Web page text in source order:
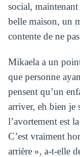
social,
belle maison, un
contente de ne
Mikaela a un
que personne
pensent qu’un
arriver, eh bien je
l’avortement est
C’est vraiment
arrière », a-t-elle